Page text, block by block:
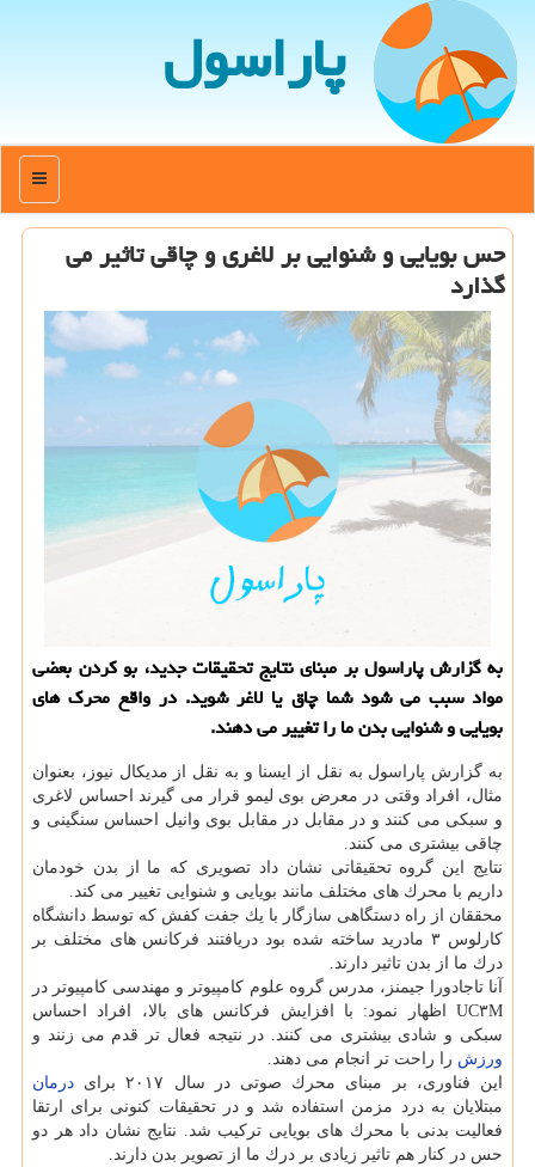
پاراسول
منو
حس بویایی و شنوایی بر لاغری و چاقی تاثیر می
گذارد
به گزارش پاراسول بر مبنای نتایج تحقیقات جدید، بو كردن بعضی
مواد سبب می شود شما چاق یا لاغر شوید. در واقع محرك های
بویایی و شنوایی بدن ما را تغییر می دهند.
به گزارش پاراسول به نقل از ایسنا و به نقل از مدیكال نیوز، بعنوان
مثال، افراد وقتی در معرض بوی لیمو قرار می گیرند احساس لاغری
و سبكی می كنند و در مقابل در مقابل بوی وانیل احساس سنگینی و
چاقی بیشتری می كنند.
نتایج این گروه تحقیقاتی نشان داد تصویری كه ما از بدن خودمان
داریم با محرك های مختلف مانند بویایی و شنوایی تغییر می كند.
محققان از راه دستگاهی سازگار با یك جفت كفش كه توسط دانشگاه
كارلوس ۳ مادرید ساخته شده بود دریافتند فركانس های مختلف بر
درك ما از بدن تاثیر دارند.
آنا تاجادورا جیمنز، مدرس گروه علوم كامپیوتر و مهندسی كامپیوتر در
UC۳M اظهار نمود: با افزایش فركانس های بالا، افراد احساس
سبكی و شادی بیشتری می كنند. در نتیجه فعال تر قدم می زنند و
ورزش را راحت تر انجام می دهند.
این فناوری، بر مبنای محرك صوتی در سال ۲۰۱۷ برای
درمان
مبتلایان به درد مزمن استفاده شد و در تحقیقات كنونی برای ارتقا
فعالیت بدنی با محرك های بویایی تركیب شد. نتایج نشان داد هر دو
حس در كنار هم تاثیر زیادی بر درك ما از تصویر بدن دارند.